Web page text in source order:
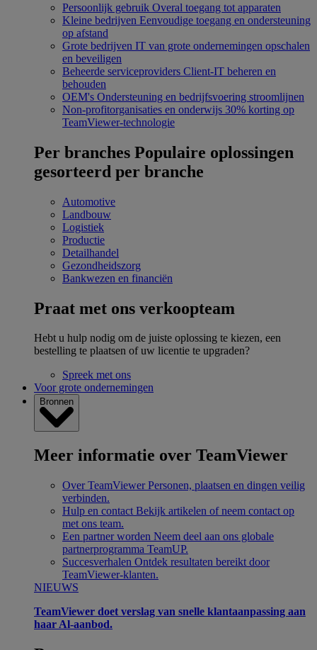
Persoonlijk gebruik Overal toegang tot apparaten
Kleine bedrijven Eenvoudige toegang en ondersteuning
op afstand
Grote bedrijven IT van grote ondernemingen opschalen
en beveiligen
Beheerde serviceproviders Client-IT beheren en
behouden
OEM's Ondersteuning en bedrijfsvoering stroomlijnen
Non-profitorganisaties en onderwijs 30% korting op
TeamViewer-technologie
Per branches Populaire oplossingen
gesorteerd per branche
Automotive
Landbouw
Logistiek
Productie
Detailhandel
Gezondheidszorg
Bankwezen en financiën
Praat met ons verkoopteam
Hebt u hulp nodig om de juiste oplossing te kiezen, een
bestelling te plaatsen of uw licentie te upgraden?
Spreek met ons
Voor grote ondernemingen
Bronnen
Meer informatie over TeamViewer
Over TeamViewer Personen, plaatsen en dingen veilig
verbinden.
Hulp en contact Bekijk artikelen of neem contact op
met ons team.
Een partner worden Neem deel aan ons globale
partnerprogramma TeamUP.
Succesverhalen Ontdek resultaten bereikt door
TeamViewer-klanten.
NIEUWS
TeamViewer doet verslag van snelle klantaanpassing aan
haar Al-aanbod.